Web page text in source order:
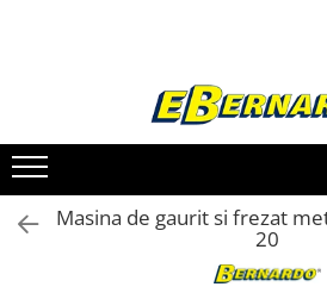
Prelucrare metal
Fierastraie pentru metal
Ferastraie mobile pentru metal
Fierastraie prelucrare metal
Masina de gaurit si frezat
20